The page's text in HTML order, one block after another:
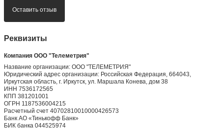
Оставить отзыв
Реквизиты
Компания ООО "Телеметрия"
Название организации: ООО "ТЕЛЕМЕТРИЯ"
Юридический адрес организации: Российская Федерация, 664043,
Иркутская область, г. Иркутск, ул. Маршала Конева, дом 38
ИНН 7536172565
КПП 381201001
ОГРН 1187536004215
Расчетный счет 40702810010000426573
Банк АО «Тинькофф Банк»
БИК банка 044525974